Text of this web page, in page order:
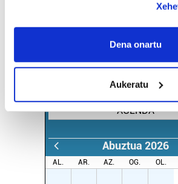
If you allow, we would also like to:
Collect information about your
meters
Identify your device by actively
specific characteristics
Find out more about how your
Guk eta gure bazkideek zure datu
prozesatzen ditugu, zure IP zenbakia,
Dena onartu
Aukeratu
AGENDA
Abuztua 2026
AL. AR. AZ. OG. OL.